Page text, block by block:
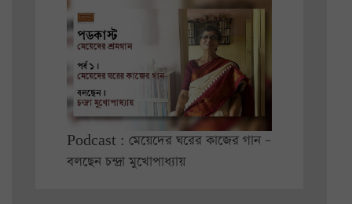
Podcast : মেয়েদের ঘরের কাজের গান –
বলছেন চন্দ্রা মুখোপাধ্যায়